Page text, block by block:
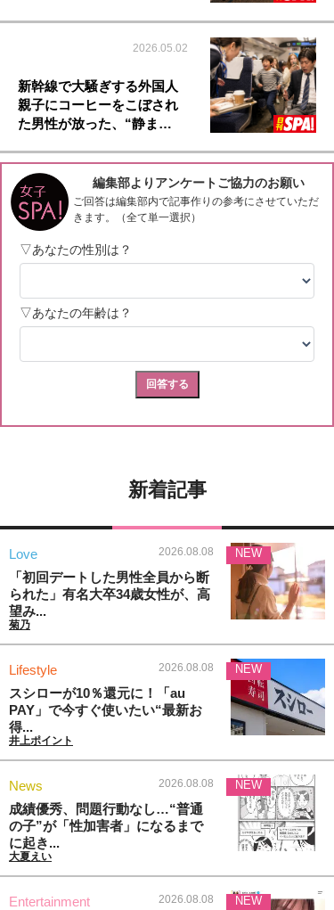
2026.05.02
新幹線で大騒ぎする外国人
親子にコーヒーをこぼされ
た男性が放った、“静ま…
新着記事
Love 2026.08.08
「初回デートした男性全員から断
られた」有名大卒34歳女性が、高
望み...
菊乃
NEW
Lifestyle 2026.08.08
スシローが10％還元に！「au
PAY」で今すぐ使いたい“最新お
得...
井上ポイント
NEW
News 2026.08.08
成績優秀、問題行動なし…“普通
の子”が「性加害者」になるまで
に起き...
大夏えい
NEW
Entertainment 2026.08.08 NEW